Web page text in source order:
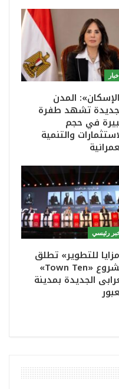
أخبار
المدن
تشهد طفرة
في حجم
والتنمية
رئيسي
للتطوير» تطلق
مشروع «Town Ten»
الجديدة بمدينة